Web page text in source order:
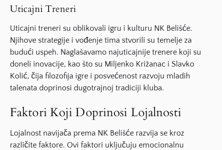
Uticajni Treneri
Uticajni treneri su oblikovali igru i kulturu NK Belišće.
Njihove strategije i vođenje tima stvorili su temelje za
budući uspeh. Naglašavamo najuticajnije trenere koji su
doneli inovacije, kao što su Miljenko Križanac i Slavko
Kolić, čija filozofija igre i posvećenost razvoju mladih
talenata doprinosi dugotrajnoj tradiciji kluba.
Faktori Koji Doprinosi Lojalnosti
Lojalnost navijača prema NK Belišće razvija se kroz
različite faktore. Ovi faktori uključuju emocionalnu